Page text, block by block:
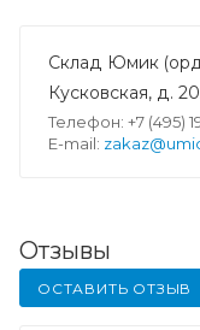
Склад Юмик
Кусковская, д.
Телефон: +7 (495)
E-mail:
Отзывы
ОСТАВИТЬ ОТЗЫВ